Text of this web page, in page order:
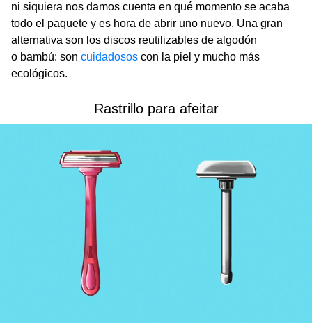
ni siquiera nos damos cuenta en qué momento se acaba
todo el paquete y es hora de abrir uno nuevo. Una gran
alternativa son los discos reutilizables de algodón
o bambú: son cuidadosos con la piel y mucho más
ecológicos.
Rastrillo para afeitar